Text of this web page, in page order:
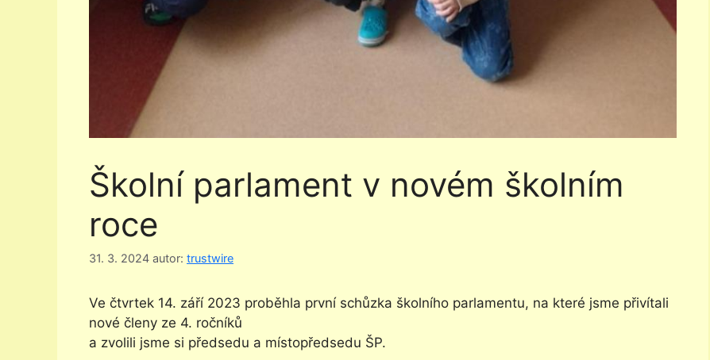
Školní parlament v novém školním
roce
31. 3. 2024 autor: trustwire
Ve čtvrtek 14. září 2023 proběhla první schůzka školního parlamentu, na které jsme přivítali
nové členy ze 4. ročníků
a zvolili jsme si předsedu a místopředsedu ŠP.